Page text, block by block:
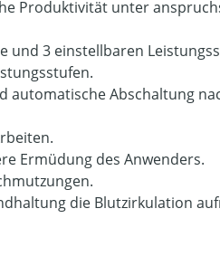
Produktivität unter
und 3 einstellbaren
automatische Abschaltung
Ermüdung des Anwenders.
die Blutzirkulation